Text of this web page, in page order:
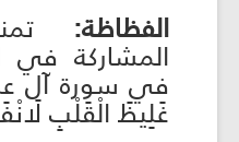
الفظاظة:
المشاركة في
في سورة آل
غَلِيظَ الْقَلْبِ